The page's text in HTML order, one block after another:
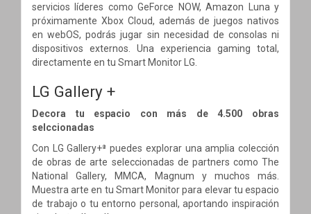
servicios líderes como GeForce NOW, Amazon Luna y
próximamente Xbox Cloud, además de juegos nativos
en webOS, podrás jugar sin necesidad de consolas ni
dispositivos externos. Una experiencia gaming total,
directamente en tu Smart Monitor LG.
LG Gallery +
Decora tu espacio con más de 4.500 obras
selccionadas
Con LG Gallery+⁸ puedes explorar una amplia colección
de obras de arte seleccionadas de partners como The
National Gallery, MMCA, Magnum y muchos más.
Muestra arte en tu Smart Monitor para elevar tu espacio
de trabajo o tu entorno personal, aportando inspiración